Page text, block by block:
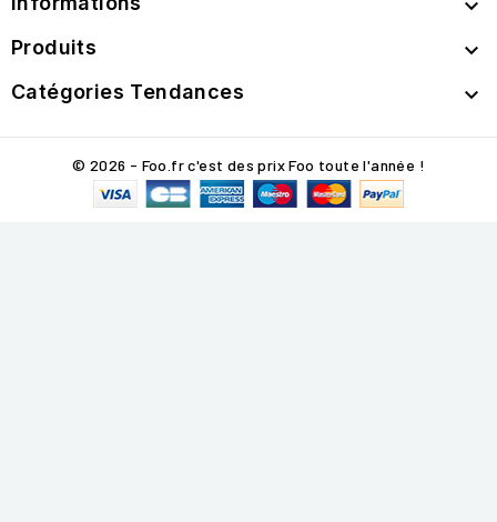

Produits 
Catégories Tendances 
© 2026 - Foo.fr c'est des prix Foo toute l'année !